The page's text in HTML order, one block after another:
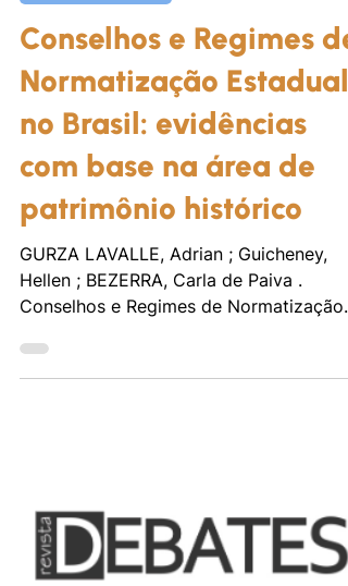
17 de set. de 2024
Artigos e Livros
Conselhos e Regimes de
Normatização Estadual
no Brasil: evidências
com base na área de
patrimônio histórico
Hellen ; BEZERRA, Carla de Paiva .
Conselhos e Regimes de Normatização